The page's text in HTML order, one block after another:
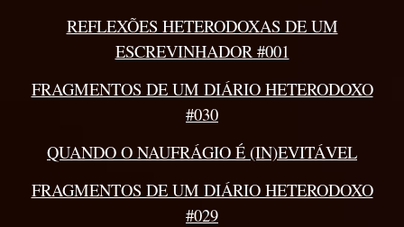
REFLEXÕES HETERODOXAS DE UM
ESCREVINHADOR #001
FRAGMENTOS DE UM DIÁRIO HETERODOXO
#030
QUANDO O NAUFRÁGIO É (IN)EVITÁVEL
FRAGMENTOS DE UM DIÁRIO HETERODOXO
#029